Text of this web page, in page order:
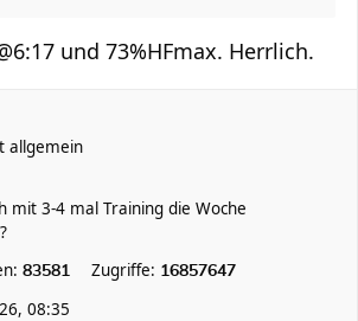
und 73%HFmax. Herrlich.
allgemein
mit 3-4 mal Training die Woche
83581 Zugriffe: 16857647
08:35